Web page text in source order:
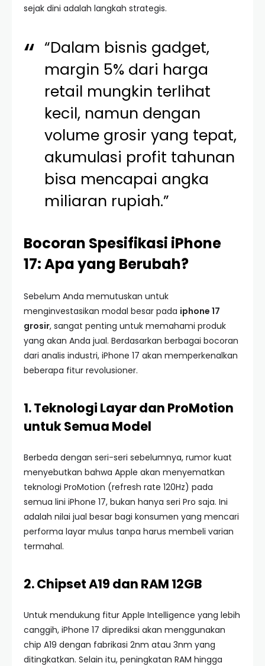
sejak dini adalah langkah strategis.
“Dalam bisnis gadget,
margin 5% dari harga
retail mungkin terlihat
kecil, namun dengan
volume grosir yang tepat,
akumulasi profit tahunan
bisa mencapai angka
miliaran rupiah.”
Bocoran Spesifikasi iPhone
17: Apa yang Berubah?
Sebelum Anda memutuskan untuk
menginvestasikan modal besar pada iphone 17
grosir, sangat penting untuk memahami produk
yang akan Anda jual. Berdasarkan berbagai bocoran
dari analis industri, iPhone 17 akan memperkenalkan
beberapa fitur revolusioner.
1. Teknologi Layar dan ProMotion
untuk Semua Model
Berbeda dengan seri-seri sebelumnya, rumor kuat
menyebutkan bahwa Apple akan menyematkan
teknologi ProMotion (refresh rate 120Hz) pada
semua lini iPhone 17, bukan hanya seri Pro saja. Ini
adalah nilai jual besar bagi konsumen yang mencari
performa layar mulus tanpa harus membeli varian
termahal.
2. Chipset A19 dan RAM 12GB
Untuk mendukung fitur Apple Intelligence yang lebih
canggih, iPhone 17 diprediksi akan menggunakan
chip A19 dengan fabrikasi 2nm atau 3nm yang
ditingkatkan. Selain itu, peningkatan RAM hingga